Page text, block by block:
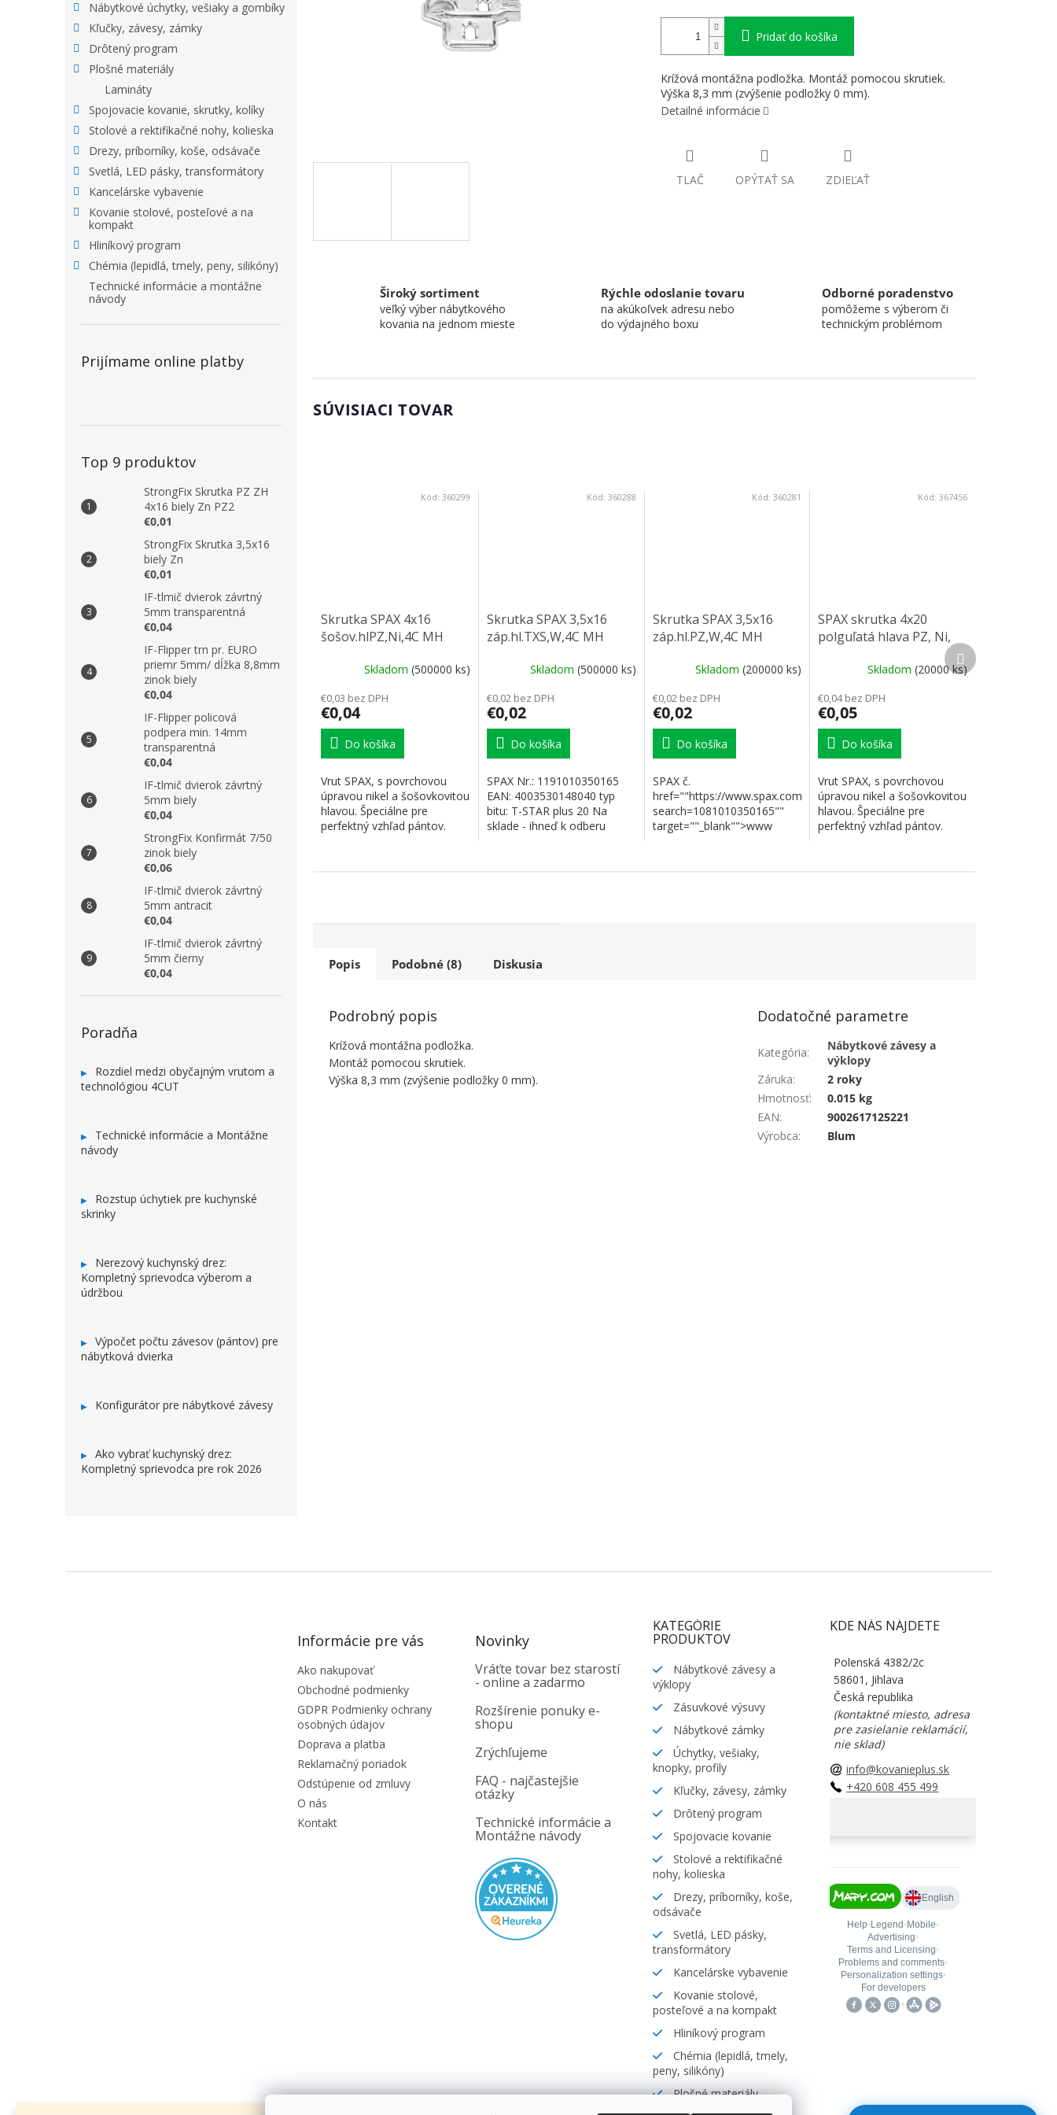
Nábytkové úchytky, vešiaky a gombíky
Kľučky, závesy, zámky
Drôtený program
Plošné materiály
Lamináty
Spojovacie kovanie, skrutky, kolíky
Stolové a rektifikačné nohy, kolieska
Drezy, príborníky, koše, odsávače
Svetlá, LED pásky, transformátory
Kancelárske vybavenie
Kovanie stolové, posteľové a na
kompakt
Hliníkový program
Chémia (lepidlá, tmely, peny, silikóny)
Technické informácie a montážne
návody
Prijímame online platby
Top 9 produktov
StrongFix Skrutka PZ ZH
4x16 biely Zn PZ2
€0,01
StrongFix Skrutka 3,5x16
biely Zn
€0,01
IF-tlmič dvierok závrtný
5mm transparentná
€0,04
IF-Flipper trn pr. EURO
priemr 5mm/ dĺžka 8,8mm
zinok biely
€0,04
IF-Flipper policová
podpera min. 14mm
transparentná
€0,04
IF-tlmič dvierok závrtný
5mm biely
€0,04
StrongFix Konfirmát 7/50
zinok biely
€0,06
IF-tlmič dvierok závrtný
5mm antracit
€0,04
IF-tlmič dvierok závrtný
5mm čierny
€0,04
Poradňa
Rozdiel medzi obyčajným vrutom a
technológiou 4CUT
Technické informácie a Montážne
návody
Rozstup úchytiek pre kuchynské
skrinky
Nerezový kuchynský drez:
Kompletný sprievodca výberom a
údržbou
Výpočet počtu závesov (pántov) pre
nábytková dvierka
Konfigurátor pre nábytkové závesy
Ako vybrať kuchynský drez:
Kompletný sprievodca pre rok 2026
Pridať do košíka
Krížová montážna podložka. Montáž pomocou skrutiek.
Výška 8,3 mm (zvýšenie podložky 0 mm).
Detailné informácie
TLAČ OPÝTAŤ SA ZDIEĽAŤ
Široký sortiment
veľký výber nábytkového
kovania na jednom mieste
Rýchle odoslanie tovaru
na akúkoľvek adresu nebo
do výdajného boxu
Odborné poradenstvo
pomôžeme s výberom či
technickým problémom
SÚVISIACI TOVAR
Skrutka SPAX 4x16
šošov.hlPZ,Ni,4C MH
Skladom (500000 ks)
€0,03 bez DPH
€0,04
Do košíka
Vrut SPAX, s povrchovou
úpravou nikel a šošovkovitou
hlavou. Špeciálne pre
perfektný vzhľad pántov.
Kód: 360299
Skrutka SPAX 3,5x16
záp.hl.TXS,W,4C MH
Skladom (500000 ks)
€0,02 bez DPH
€0,02
Do košíka
SPAX Nr.: 1191010350165
EAN: 4003530148040 typ
bitu: T-STAR plus 20 Na
sklade - ihneď k odberu
Kód: 360288
Skrutka SPAX 3,5x16
záp.hl.PZ,W,4C MH
Skladom(200000 ks)
€0,02 bez DPH
€0,02
Do košíka
SPAX č.
href=""https://www.spax.com/en/search?
search=1081010350165""
target=""_blank"">www
Kód:360281
SPAX skrutka 4x20
polguľatá hlava PZ, Ni,
Skladom (20000 ks)
€0,04 bez DPH
€0,05
Do košíka
Vrut SPAX, s povrchovou
úpravou nikel a šošovkovitou
hlavou. Špeciálne pre
perfektný vzhľad pántov.
Kód: 367456
Ďalší produkt
Popis Podobné (8) Diskusia
Podrobný popis
Krížová montážna podložka.
Montáž pomocou skrutiek.
Výška 8,3 mm (zvýšenie podložky 0 mm).
Dodatočné parametre
Kategória:
Nábytkové závesy a
výklopy
Záruka:
2 roky
Hmotnosť:
0.015 kg
EAN:
9002617125221
Výrobca: Blum
Informácie pre vás
Ako nakupovať
Obchodné podmienky
GDPR Podmienky ochrany
osobných údajov
Doprava a platba
Reklamačný poriadok
Odstúpenie od zmluvy
O nás
Kontakt
Novinky
Vráťte tovar bez starostí
- online a zadarmo
Rozšírenie ponuky e-
shopu
Zrýchľujeme
FAQ - najčastejšie
otázky
Technické informácie a
Montážne návody
KATEGÓRIE
PRODUKTOV
Nábytkové závesy a
výklopy
Zásuvkové výsuvy
Nábytkové zámky
Úchytky, vešiaky,
knopky, profily
Kľučky, závesy, zámky
Drôtený program
Spojovacie kovanie
Stolové a rektifikačné
nohy, kolieska
Drezy, príborníky, koše,
odsávače
Svetlá, LED pásky,
transformátory
Kancelárske vybavenie
Kovanie stolové,
posteľové a na kompakt
Hliníkový program
Chémia (lepidlá, tmely,
peny, silikóny)
Plošné materiály,
KDE NÁS NÁJDETE
Polenská 4382/2c
58601, Jihlava
Česká republika
(kontaktné miesto, adresa
pre zasielanie reklamácií,
nie sklad)
info@kovanieplus.sk
+420 608 455 499